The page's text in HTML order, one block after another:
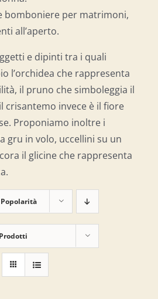
bomboniere per matrimoni,
all’aperto.
e dipinti tra i quali
l’orchidea che rappresenta
il pruno che simboleggia il
crisantemo invece è il fiore
Proponiamo inoltre i
gru in volo, uccellini su un
il glicine che rappresenta
Popolarità